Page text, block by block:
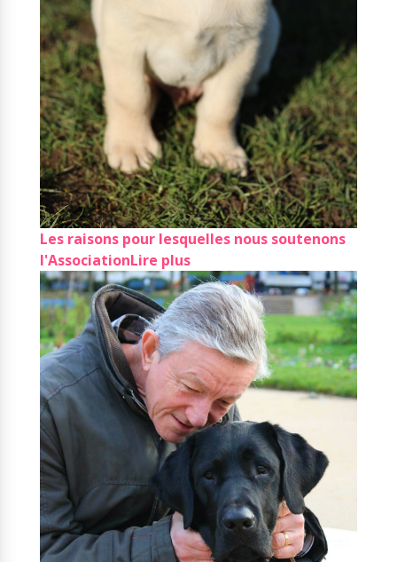
Les raisons pour lesquelles nous soutenons
l'AssociationLire plus